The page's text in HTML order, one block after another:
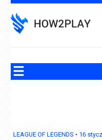
to
content
LEAGUE OF LEGENDS • 16